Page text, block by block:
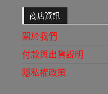
商店資訊
關於我們
付款與出貨說明
隱私權政策